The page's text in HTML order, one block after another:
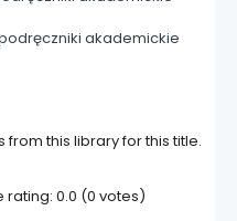
akademickie
from this library for this title.
rating: 0.0 (0 votes)